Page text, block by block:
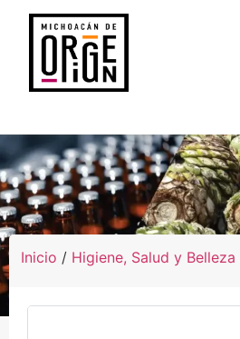
Inicio / Higiene, Salud y Belleza